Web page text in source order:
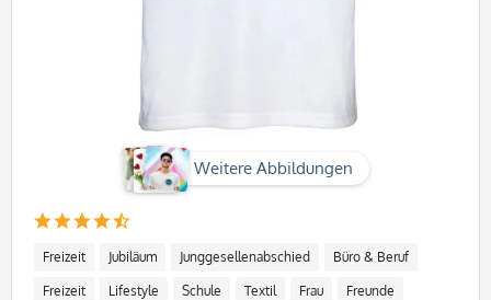
Weitere Abbildungen
Freizeit Jubiläum Junggesellenabschied Büro & Beruf
Freizeit Lifestyle Schule Textil Frau Freunde